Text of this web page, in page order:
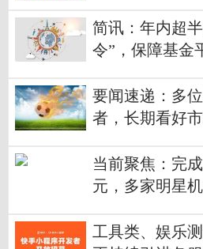
简讯：年内超
令”，保障基金
要闻速递：多
者，长期看好
当前聚焦：完
元，多家明星
工具类、娱乐